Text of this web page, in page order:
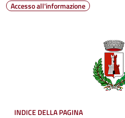
Accesso all'informazione
INDICE DELLA PAGINA